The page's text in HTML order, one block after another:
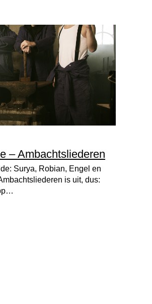
– Ambachtsliederen
Surya, Robian, Engel en
is uit, dus: